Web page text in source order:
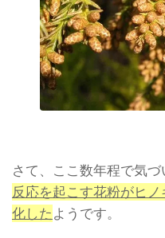
さて、ここ数年程で気づ
反応を起こす花粉がヒ
化したようです。